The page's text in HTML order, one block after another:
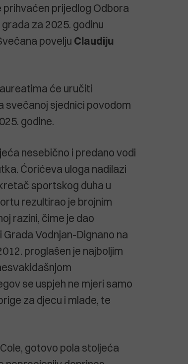
prihvaćen prijedlog Odbora
za 2025. godinu
povelju Claudiju
će uručiti
svečanoj sjednici povodom
godine.
nesebično i predano vodi
Ćorićeva uloga nadilazi
sportskog duha u
rezultirao je brojnim
razini, čime je dao
Vodnjan-Dignano na
proglašen je najboljim
se uspjeh ne mjeri samo
za djecu i mlade, te
gotovo pola stoljeća